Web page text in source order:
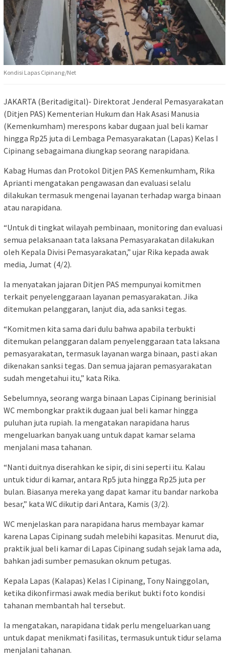
Kondisi Lapas Cipinang/Net
JAKARTA (Beritadigital)- Direktorat Jenderal Pemasyarakatan
(Ditjen PAS) Kementerian Hukum dan Hak Asasi Manusia
(Kemenkumham) merespons kabar dugaan jual beli kamar
hingga Rp25 juta di Lembaga Pemasyarakatan (Lapas) Kelas I
Cipinang sebagaimana diungkap seorang narapidana.
Kabag Humas dan Protokol Ditjen PAS Kemenkumham, Rika
Aprianti mengatakan pengawasan dan evaluasi selalu
dilakukan termasuk mengenai layanan terhadap warga binaan
atau narapidana.
“Untuk di tingkat wilayah pembinaan, monitoring dan evaluasi
semua pelaksanaan tata laksana Pemasyarakatan dilakukan
oleh Kepala Divisi Pemasyarakatan,” ujar Rika kepada awak
media, Jumat (4/2).
Ia menyatakan jajaran Ditjen PAS mempunyai komitmen
terkait penyelenggaraan layanan pemasyarakatan. Jika
ditemukan pelanggaran, lanjut dia, ada sanksi tegas.
“Komitmen kita sama dari dulu bahwa apabila terbukti
ditemukan pelanggaran dalam penyelenggaraan tata laksana
pemasyarakatan, termasuk layanan warga binaan, pasti akan
dikenakan sanksi tegas. Dan semua jajaran pemasyarakatan
sudah mengetahui itu,” kata Rika.
Sebelumnya, seorang warga binaan Lapas Cipinang berinisial
WC membongkar praktik dugaan jual beli kamar hingga
puluhan juta rupiah. Ia mengatakan narapidana harus
mengeluarkan banyak uang untuk dapat kamar selama
menjalani masa tahanan.
“Nanti duitnya diserahkan ke sipir, di sini seperti itu. Kalau
untuk tidur di kamar, antara Rp5 juta hingga Rp25 juta per
bulan. Biasanya mereka yang dapat kamar itu bandar narkoba
besar,” kata WC dikutip dari Antara, Kamis (3/2).
WC menjelaskan para narapidana harus membayar kamar
karena Lapas Cipinang sudah melebihi kapasitas. Menurut dia,
praktik jual beli kamar di Lapas Cipinang sudah sejak lama ada,
bahkan jadi sumber pemasukan oknum petugas.
Kepala Lapas (Kalapas) Kelas I Cipinang, Tony Nainggolan,
ketika dikonfirmasi awak media berikut bukti foto kondisi
tahanan membantah hal tersebut.
Ia mengatakan, narapidana tidak perlu mengeluarkan uang
untuk dapat menikmati fasilitas, termasuk untuk tidur selama
menjalani tahanan.